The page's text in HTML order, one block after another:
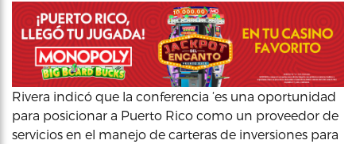
Rivera indicó que la conferencia ‘es una oportunidad
para posicionar a Puerto Rico como un proveedor de
servicios en el manejo de carteras de inversiones para